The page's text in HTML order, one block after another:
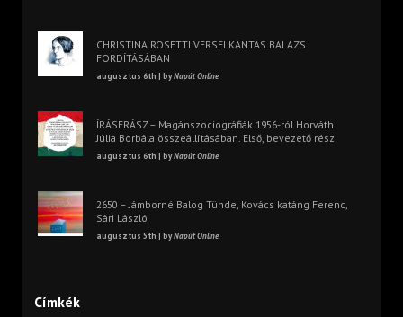
CHRISTINA ROSETTI VERSEI KÁNTÁS BALÁZS
FORDÍTÁSÁBAN
augusztus 6th | byNapút Online
ÍRÁSFRÁSZ – Magánszociográfiák 1956-ról Horváth
Júlia Borbála összeállításában. Első, bevezető rész
augusztus 6th | byNapút Online
2650 – Jámborné Balog Tünde, Kovács katáng Ferenc,
Sári László
augusztus 5th | byNapút Online
Címkék